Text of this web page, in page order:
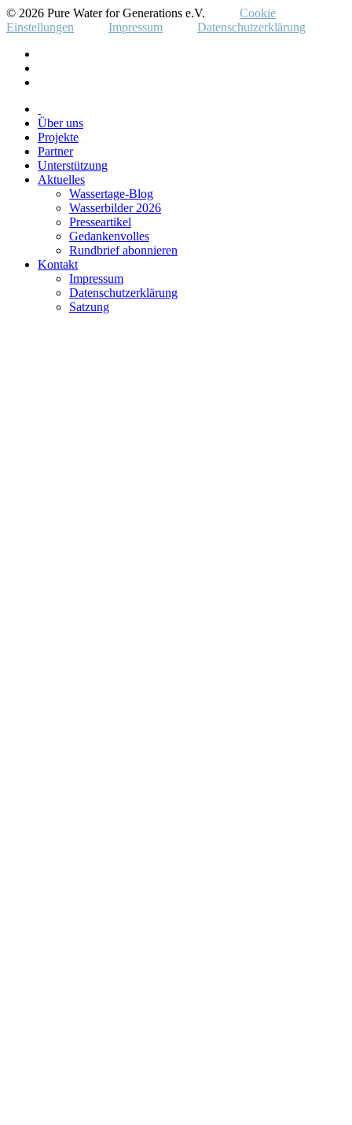
© 2026 Pure Water for Generations e.V.
Cookie
Einstellungen
Impressum Datenschutzerklärung
Über uns
Projekte
Partner
Unterstützung
Aktuelles
Wassertage-Blog
Wasserbilder 2026
Presseartikel
Gedankenvolles
Rundbrief abonnieren
Kontakt
Impressum
Datenschutzerklärung
Satzung